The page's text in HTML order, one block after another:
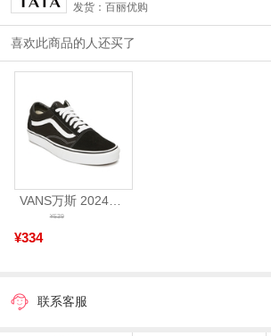
发货：百丽优购
喜欢此商品的人还买了
VANS万斯 2024年新款中性OldSkool帆布鞋/硫化鞋VN000D3HY28（延续款）
¥334
¥539
联系客服